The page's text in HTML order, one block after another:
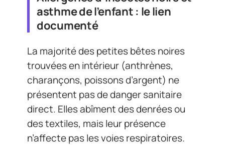
asthme de l’enfant : le lien
documenté
La majorité des petites bêtes noires
trouvées en intérieur (anthrènes,
charançons, poissons d’argent) ne
présentent pas de danger sanitaire
direct. Elles abîment des denrées ou
des textiles, mais leur présence
n’affecte pas les voies respiratoires.